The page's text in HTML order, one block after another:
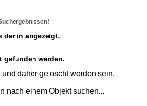
der in angezeigt:
gefunden werden.
daher gelöscht worden sein.
nach einem Objekt suchen...